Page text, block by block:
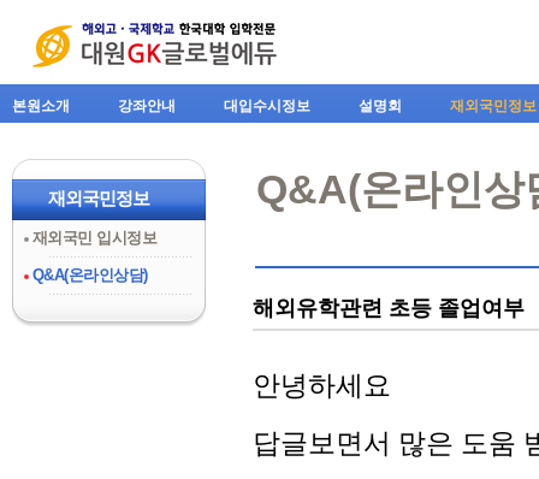
본원소개 강좌안내 대입수시정보 설명회 재외국민정보
재외국민정보
재외국민 입시정보
Q&A(온라인상담)
Q&A(온라인상
해외유학관련 초등 졸업여부
안녕하세요
답글보면서 많은 도움